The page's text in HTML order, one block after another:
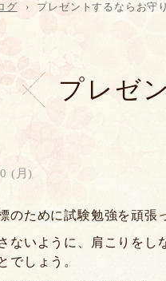
グ プレゼントするならお守
プレゼ
(月)
のために試験勉強を頑張
ないように、肩こりをし
でしょう。